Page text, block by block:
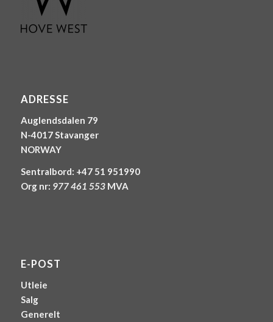
ADRESSE
Auglendsdalen 79
N-4017 Stavanger
NORWAY
Sentralbord: +47 51 951990
Org nr: 977 461 553MVA
E-POST
Utleie
Salg
Generelt